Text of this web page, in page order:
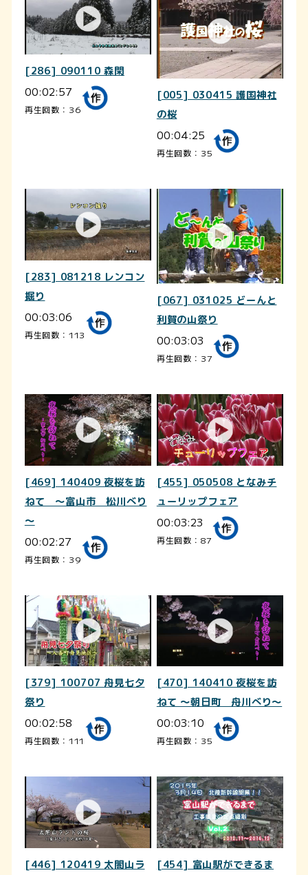
[286] 090110 森閑
00:02:57
再生回数：36
[005] 030415 護国神社
の桜
00:04:25
再生回数：35
[283] 081218 レンコン
掘り
00:03:06
再生回数：113
[067] 031025 どーんと
利賀の山祭り
00:03:03
再生回数：37
[469] 140409 夜桜を訪
ねて ～富山市 松川べり
～
00:02:27
再生回数：39
[455] 050508 となみチ
ューリップフェア
00:03:23
再生回数：87
[379] 100707 舟見七夕
祭り
00:02:58
再生回数：111
[470] 140410 夜桜を訪
ねて ～朝日町 舟川べり～
00:03:10
再生回数：35
[446] 120419 太閤山ラ
[454] 富山駅ができるま